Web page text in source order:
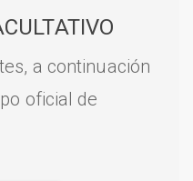
a continuación
oficial de